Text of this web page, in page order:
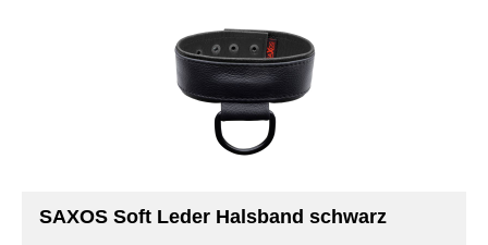
SAXOS Soft Leder Halsband schwarz